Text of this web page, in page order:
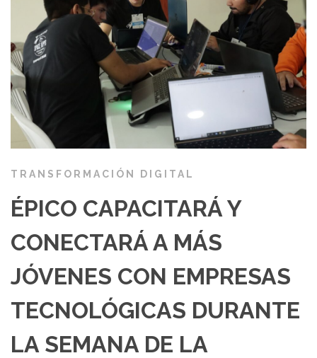
TRANSFORMACIÓN DIGITAL
ÉPICO CAPACITARÁ Y
CONECTARÁ A MÁS
JÓVENES CON EMPRESAS
TECNOLÓGICAS DURANTE
LA SEMANA DE LA